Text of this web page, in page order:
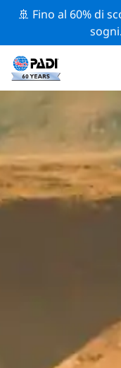
🚢 Fino al 60% di